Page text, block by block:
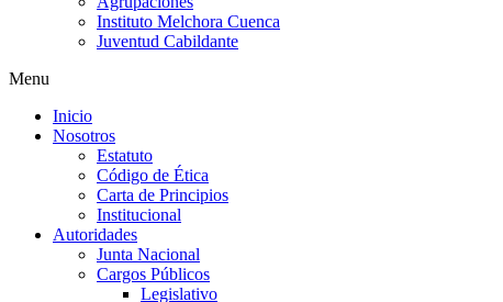
Instituto Melchora Cuenca
Juventud Cabildante
Menu
Inicio
Nosotros
Estatuto
Código de Ética
Carta de Principios
Institucional
Autoridades
Junta Nacional
Cargos Públicos
Legislativo